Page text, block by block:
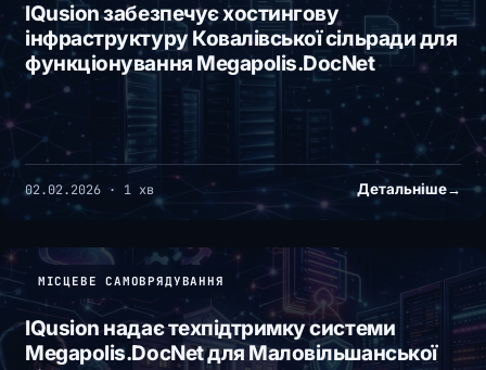
IQusion забезпечує хостингову
інфраструктуру Ковалівської сільради для
функціонування Megapolis.DocNet
02.02.2026 · 1 хв Детальніше→
МІСЦЕВЕ САМОВРЯДУВАННЯ
IQusion надає техпідтримку системи
Megapolis.DocNet для Маловільшанської